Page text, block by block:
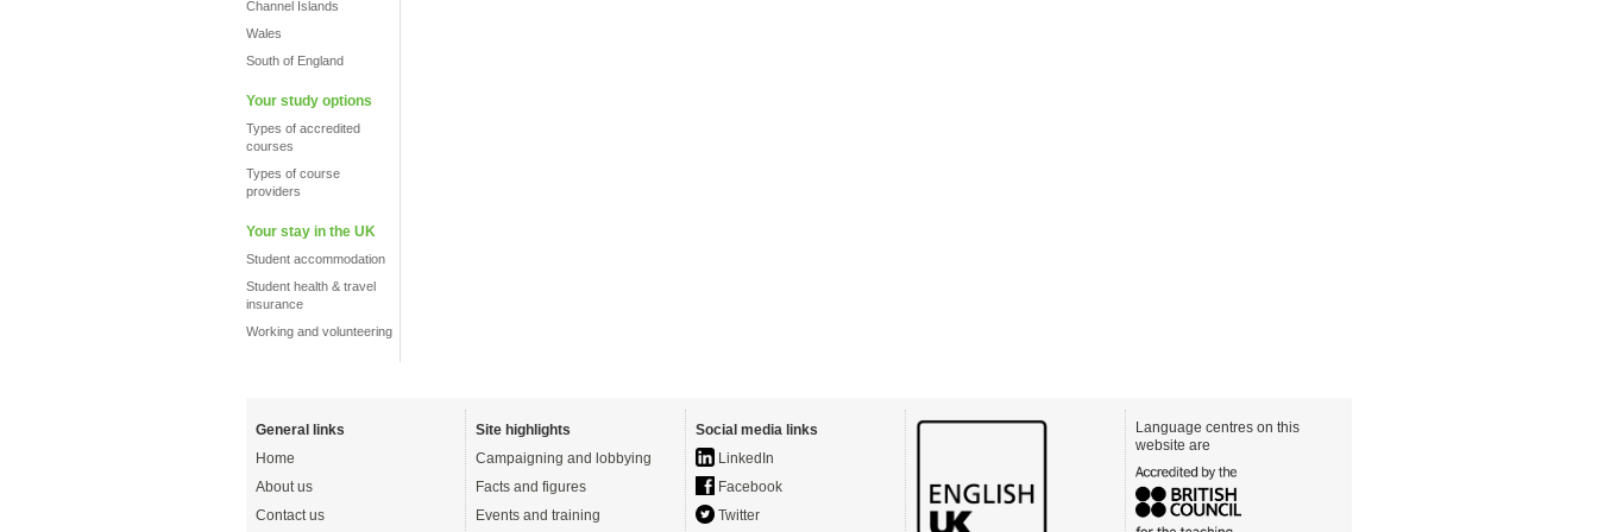
Channel Islands
Wales
South of England
Your study options
Types of accredited
courses
Types of course
providers
Your stay in the UK
Student accommodation
Student health & travel
insurance
Working and volunteering
General links
Home
About us
Contact us
Site highlights
Campaigning and lobbying
Facts and figures
Events and training
Social media links
LinkedIn
Facebook
Twitter
Language centres on this
website are